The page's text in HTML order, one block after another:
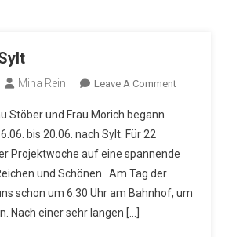
Mina Reinl Leave A CommentOn
Stöber und Frau Morich begann
bis 20.06. nach Sylt. Für 22
Projektwoche auf eine spannende
und Schönen. Am Tag der
schon um 6.30 Uhr am Bahnhof, um
Nach einer sehr langen […]